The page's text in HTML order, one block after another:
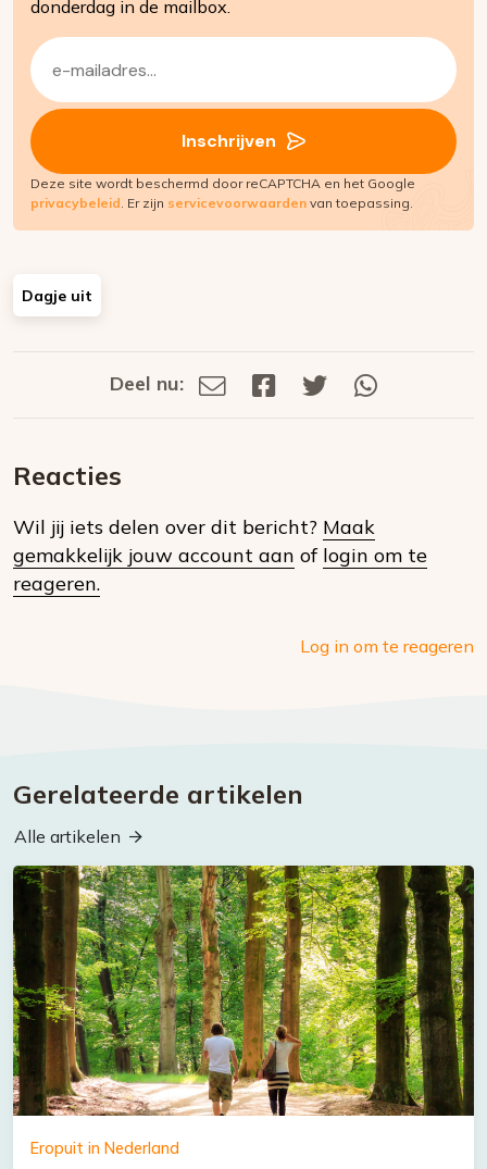
donderdag in de mailbox.
E-
mailadres
(Vereist)
Inschrijven
Deze site wordt beschermd door reCAPTCHA en het Google
privacybeleid. Er zijn servicevoorwaarden van toepassing.
Dagje uit
Deel
social
Deel nu:
Deel
Deel
Deel
Reacties
Wil jij iets delen over dit bericht? Maak
gemakkelijk jouw account aan of login om te
reageren.
Log in om te reageren
Gerelateerde artikelen
Alle artikelen
Eropuit in Nederland